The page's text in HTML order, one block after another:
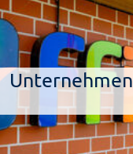
Unternehmen